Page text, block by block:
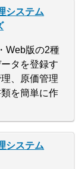
システム
Web版の2種
タを登録す
、原価管理
を簡単に作
システム